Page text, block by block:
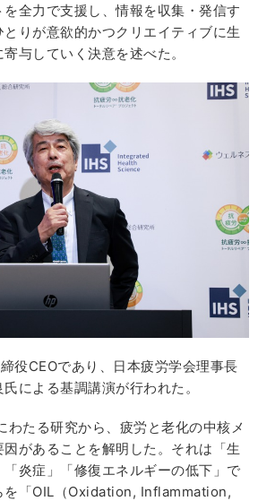
全力で支援し、情報を収集・発信す
りが意欲的かつクリエイティブに生
与していく決意を述べた。
役CEOであり、日本疲労学会理事長
による基調講演が行われた。
たる研究から、疲労と老化の中核メ
があることを解明した。それは「生
炎症」「修復エネルギーの低下」で
を「OIL（Oxidation, Inflammation,